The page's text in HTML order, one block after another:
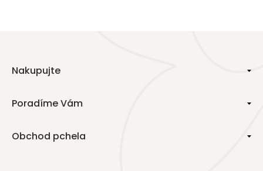
Nakupujte
Poradíme Vám
Obchod pchela